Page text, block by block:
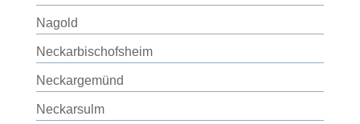
Nagold
Neckarbischofsheim
Neckargemünd
Neckarsulm